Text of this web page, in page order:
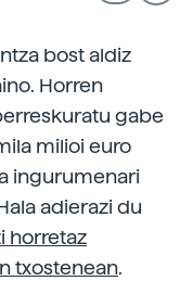
bost aldiz
Horren
gabe
milioi euro
ingurumenari
adierazi du
horretaz
txostenean.